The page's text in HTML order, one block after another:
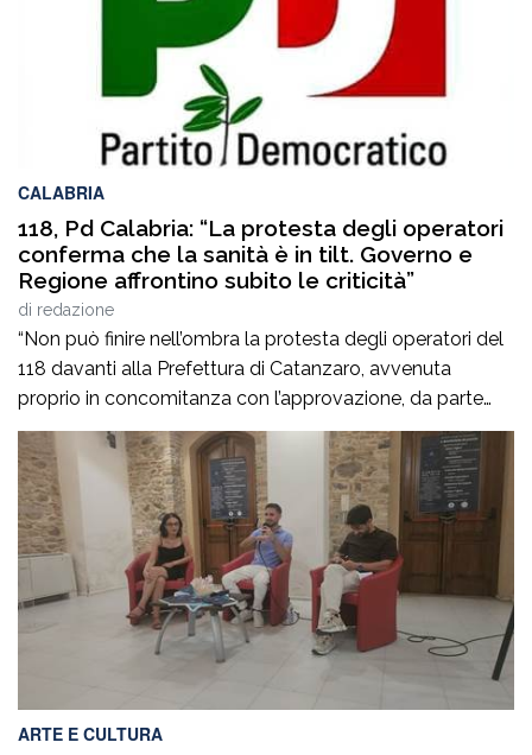
CALABRIA
118, Pd Calabria: “La protesta degli operatori
conferma che la sanità è in tilt. Governo e
Regione affrontino subito le criticità”
di redazione
“Non può finire nell’ombra la protesta degli operatori del
118 davanti alla Prefettura di Catanzaro, avvenuta
proprio in concomitanza con l’approvazione, da parte
del Consiglio dei ministri, del nuovo Programma
operativo della sanità calabrese per il triennio 2026-
2028. È l’ennesima denuncia del personale della sanità,
che attesta una crisi gravissima del settore, purtroppo
negata dai […]
ARTE E CULTURA